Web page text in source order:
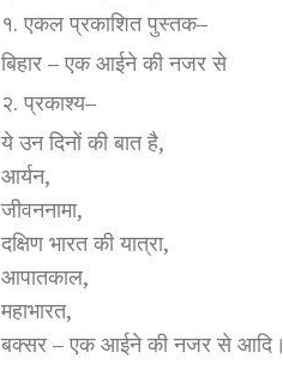
१. एकल प्रकाशित पुस्तक–
बिहार – एक आईने की नजर से
२. प्रकाश्य–
ये उन दिनों की बात है,
आर्यन,
जीवननामा,
दक्षिण भारत की यात्रा,
आपातकाल,
महाभारत,
बक्सर – एक आईने की नजर से आदि।